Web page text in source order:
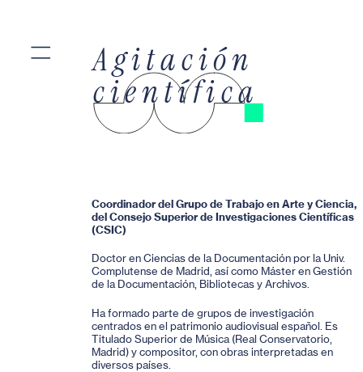
= Agitación
científica
Coordinador del Grupo de Trabajo en Arte y Ciencia,
del Consejo Superior de Investigaciones Científicas
(CSIC)
Doctor en Ciencias de la Documentación por la Univ.
Complutense de Madrid, así como Máster en Gestión
de la Documentación, Bibliotecas y Archivos.
Ha formado parte de grupos de investigación
centrados en el patrimonio audiovisual español. Es
Titulado Superior de Música (Real Conservatorio,
Madrid) y compositor, con obras interpretadas en
diversos países.